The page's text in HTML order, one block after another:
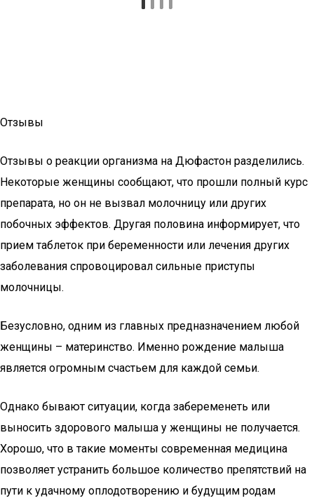
Отзывы
Отзывы о реакции организма на Дюфастон разделились.
Некоторые женщины сообщают, что прошли полный курс
препарата, но он не вызвал молочницу или других
побочных эффектов. Другая половина информирует, что
прием таблеток при беременности или лечения других
заболевания спровоцировал сильные приступы
молочницы.
Безусловно, одним из главных предназначением любой
женщины – материнство. Именно рождение малыша
является огромным счастьем для каждой семьи.
Однако бывают ситуации, когда забеременеть или
выносить здорового малыша у женщины не получается.
Хорошо, что в такие моменты современная медицина
позволяет устранить большое количество препятствий на
пути к удачному оплодотворению и будущим родам